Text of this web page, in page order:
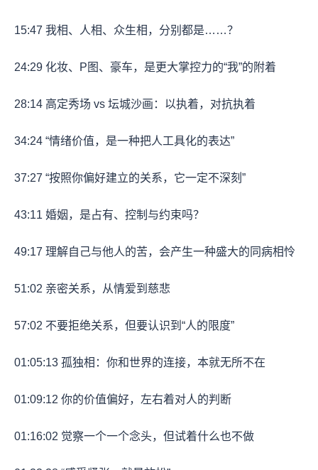
15:47 我相、人相、众生相，分别都是……？
24:29 化妆、P图、豪车，是更大掌控力的“我”的附着
28:14 高定秀场 vs 坛城沙画：以执着，对抗执着
34:24 “情绪价值，是一种把人工具化的表达”
37:27 “按照你偏好建立的关系，它一定不深刻”
43:11 婚姻，是占有、控制与约束吗？
49:17 理解自己与他人的苦，会产生一种盛大的同病相怜
51:02 亲密关系，从情爱到慈悲
57:02 不要拒绝关系，但要认识到“人的限度”
01:05:13 孤独相：你和世界的连接，本就无所不在
01:09:12 你的价值偏好，左右着对人的判断
01:16:02 觉察一个一个念头，但试着什么也不做